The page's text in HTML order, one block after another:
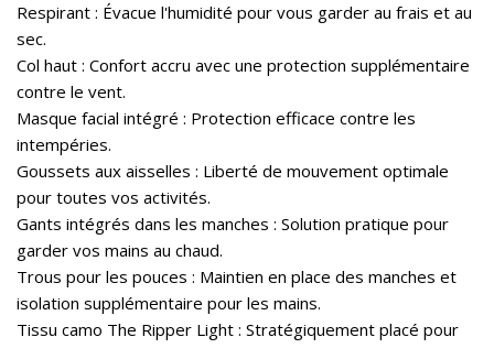
Respirant : Évacue l'humidité pour vous garder au frais et au
sec.
Col haut : Confort accru avec une protection supplémentaire
contre le vent.
Masque facial intégré : Protection efficace contre les
intempéries.
Goussets aux aisselles : Liberté de mouvement optimale
pour toutes vos activités.
Gants intégrés dans les manches : Solution pratique pour
garder vos mains au chaud.
Trous pour les pouces : Maintien en place des manches et
isolation supplémentaire pour les mains.
Tissu camo The Ripper Light : Stratégiquement placé pour